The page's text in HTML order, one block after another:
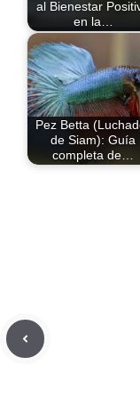
al Bienestar
en la…
Pez Betta
de Siam): Guía
completa de…